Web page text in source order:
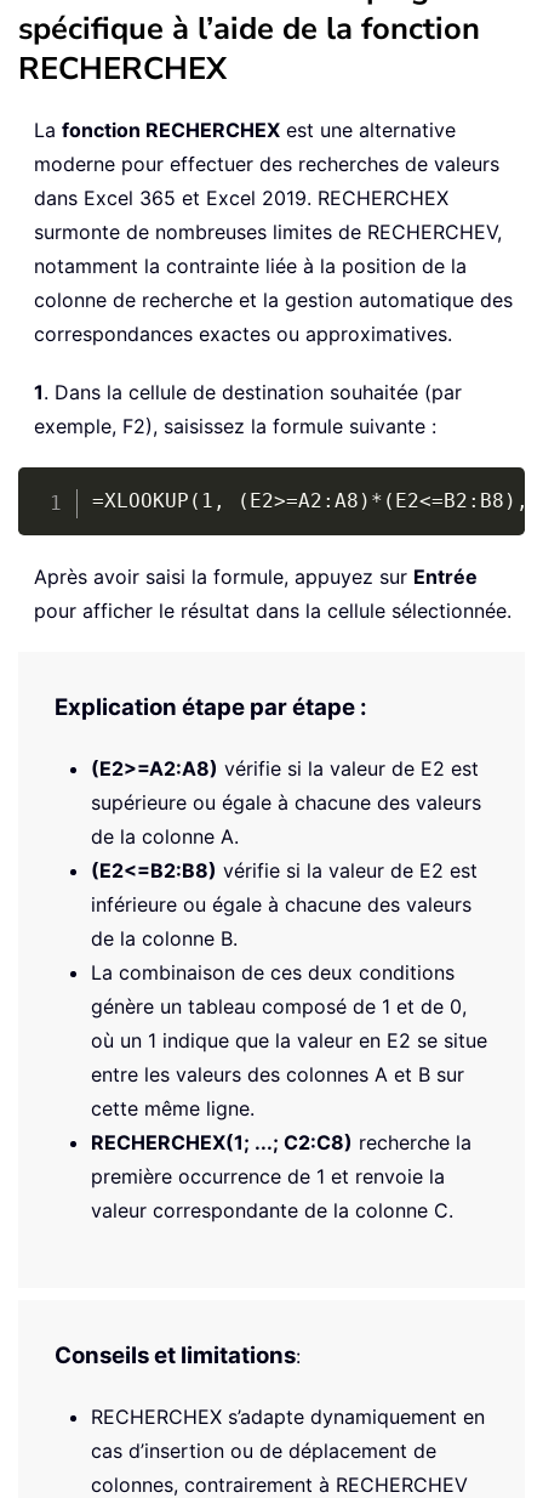
spécifique à l’aide de la fonction
RECHERCHEX
La fonction RECHERCHEX est une alternative
moderne pour effectuer des recherches de valeurs
dans Excel 365 et Excel 2019. RECHERCHEX
surmonte de nombreuses limites de RECHERCHEV,
notamment la contrainte liée à la position de la
colonne de recherche et la gestion automatique des
correspondances exactes ou approximatives.
1. Dans la cellule de destination souhaitée (par
exemple, F2), saisissez la formule suivante :
=XLOOKUP(1, (E2>=A2:A8)*(E2<=B2:B8),
Copy
Après avoir saisi la formule, appuyez sur Entrée
pour afficher le résultat dans la cellule sélectionnée.
Explication étape par étape :
(E2>=A2:A8) vérifie si la valeur de E2 est
supérieure ou égale à chacune des valeurs
de la colonne A.
(E2<=B2:B8) vérifie si la valeur de E2 est
inférieure ou égale à chacune des valeurs
de la colonne B.
La combinaison de ces deux conditions
génère un tableau composé de 1 et de 0,
où un 1 indique que la valeur en E2 se situe
entre les valeurs des colonnes A et B sur
cette même ligne.
RECHERCHEX(1; ...; C2:C8) recherche la
première occurrence de 1 et renvoie la
valeur correspondante de la colonne C.
Conseils et limitations:
RECHERCHEX s’adapte dynamiquement en
cas d’insertion ou de déplacement de
colonnes, contrairement à RECHERCHEV